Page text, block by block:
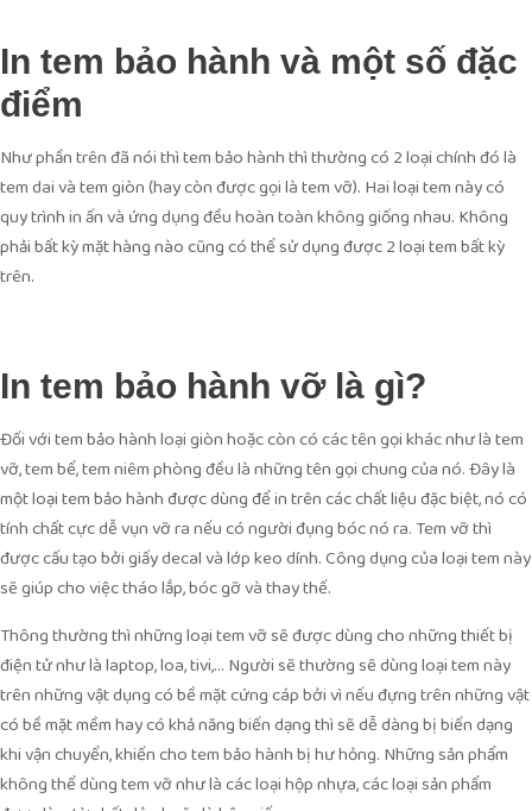
In tem bảo hành và một số đặc
điểm
Như phần trên đã nói thì tem bảo hành thì thường có 2 loại chính đó là
tem dai và tem giòn (hay còn được gọi là tem vỡ). Hai loại tem này có
quy trình in ấn và ứng dụng đều hoàn toàn không giống nhau. Không
phải bất kỳ mặt hàng nào cũng có thể sử dụng được 2 loại tem bất kỳ
trên.
In tem bảo hành vỡ là gì?
Đối với tem bảo hành loại giòn hoặc còn có các tên gọi khác như là tem
vỡ, tem bể, tem niêm phòng đều là những tên gọi chung của nó. Đây là
một loại tem bảo hành được dùng để in trên các chất liệu đặc biệt, nó có
tính chất cực dễ vụn vỡ ra nếu có người đụng bóc nó ra. Tem vỡ thì
được cấu tạo bởi giấy decal và lớp keo dính. Công dụng của loại tem này
sẽ giúp cho việc tháo lắp, bóc gỡ và thay thế.
Thông thường thì những loại tem vỡ sẽ được dùng cho những thiết bị
điện tử như là laptop, loa, tivi,… Người sẽ thường sẽ dùng loại tem này
trên những vật dụng có bề mặt cứng cáp bởi vì nếu đựng trên những vật
có bề mặt mềm hay có khả năng biến dạng thì sẽ dễ dàng bị biến dạng
khi vận chuyển, khiến cho tem bảo hành bị hư hỏng. Những sản phẩm
không thể dùng tem vỡ như là các loại hộp nhựa, các loại sản phẩm